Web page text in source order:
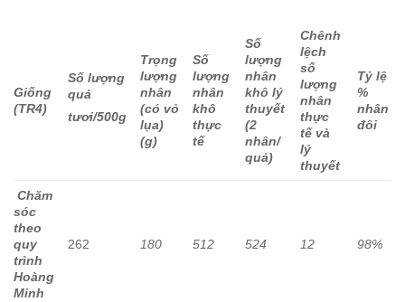
Giống
(TR4)
Số lượng
quả
tươi/500g
Trọng
lượng
nhân
(có vỏ
lụa)
(g)
Số
lượng
nhân
khô
thực
tế
Số
lượng
nhân
khô lý
thuyết
(2
nhân/
quả)
Chênh
lệch
số
lượng
nhân
thực
tế và
lý
thuyết
Tỷ lệ
%
nhân
đôi
Chăm
sóc
theo
quy
trình
Hoàng
Minh
262 180 512 524 12 98%